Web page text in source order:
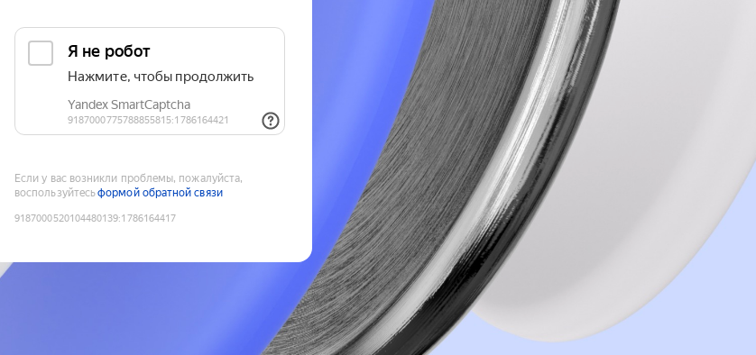
Если у вас возникли проблемы, пожалуйста,
воспользуйтесьформой обратной связи
9187000520104480139:1786164417